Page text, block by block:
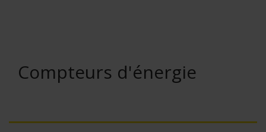
Compteurs d'énergie